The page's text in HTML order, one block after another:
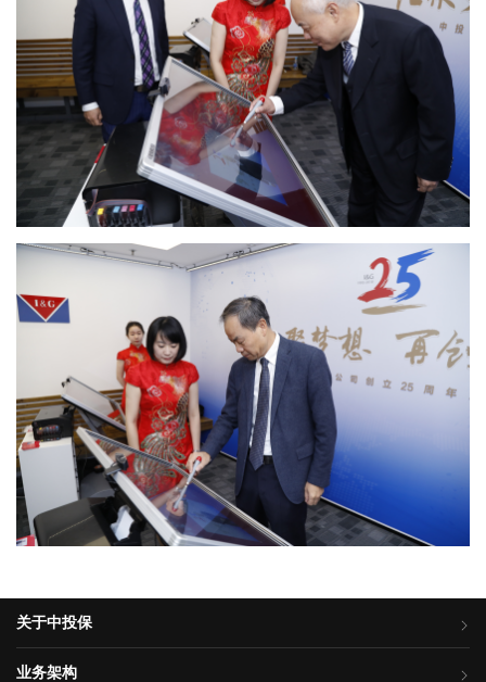
关于中投保
业务架构